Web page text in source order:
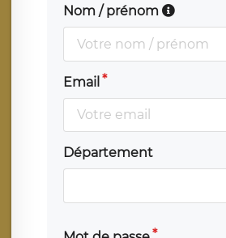
Nom / prénom
Email
Département